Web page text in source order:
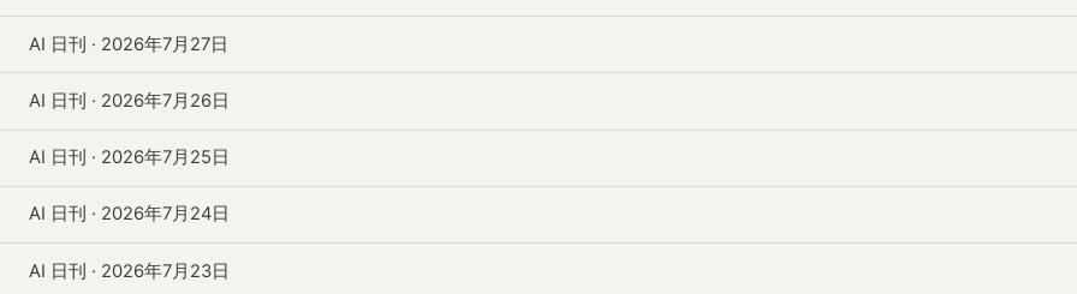
AI 日刊 · 2026年7月27日
AI 日刊 · 2026年7月26日
AI 日刊 · 2026年7月25日
AI 日刊 · 2026年7月24日
AI 日刊 · 2026年7月23日